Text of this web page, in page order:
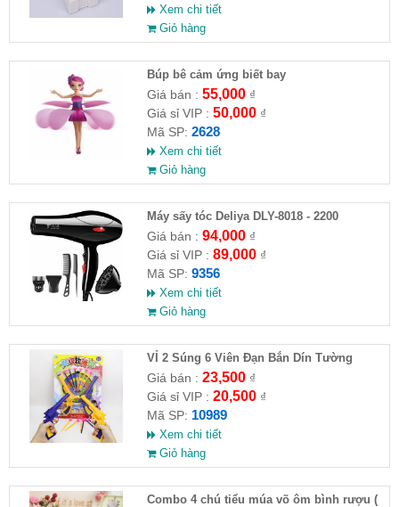
Xem chi tiết
Giỏ hàng
​Búp bê cảm ứng biết bay
Giá bán : 55,000₫
Giá sỉ VIP : 50,000₫
Mã SP: 2628
Xem chi tiết
Giỏ hàng
Máy sấy tóc Deliya DLY-8018 - 2200
Giá bán : 94,000₫
Giá sỉ VIP : 89,000₫
Mã SP: 9356
Xem chi tiết
Giỏ hàng
VỈ 2 Súng 6 Viên Đạn Bắn Dín Tường
Giá bán : 23,500₫
Giá sỉ VIP : 20,500₫
Mã SP: 10989
Xem chi tiết
Giỏ hàng
Combo 4 chú tiểu múa võ ôm bình rượu (